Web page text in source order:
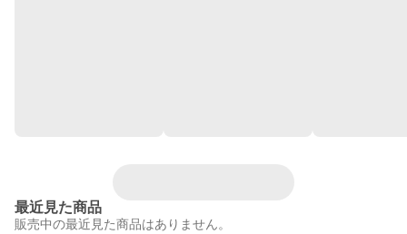
最近見た商品
販売中の最近見た商品はありません。